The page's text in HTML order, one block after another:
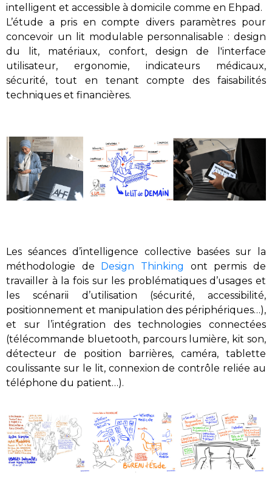
intelligent et accessible à domicile comme en Ehpad .
L’étude a pris en compte divers paramètres pour
concevoir un lit modulable personnalisable : design
du lit, matériaux, confort, design de l'interface
utilisateur, ergonomie, indicateurs médicaux,
sécurité, tout en tenant compte des faisabilités
techniques et financières.
Les séances d’intelligence collective basées sur la
méthodologie de Design Thinking
ont permis de
travailler à la fois surles problématiquesd’usages et
les scénarii d’utilisation (sécurité, accessibilité,
positionnement et manipulation des périphériques…),
et sur l ’intégration des technologies connectées
(télécommande bluetooth, parcours lumière, kit son,
détecteur de position barrières, caméra, tablette
coulissante sur le lit, connexion de contrôle reliée au
téléphone du patient…).